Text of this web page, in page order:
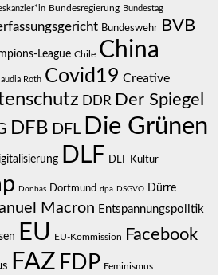
Bundesregierung Bundestag
Bundeswehr BVB
League Chile China
Roth Covid19 Creative
DDR Der Spiegel
DFB DFL Die Grünen
DLF DLF Kultur
Donbas Dortmund dpa DSGVO Dürre
Macron Entspannungspolitik
EU EU-Kommission
Facebook
FAZ FDP Feminismus